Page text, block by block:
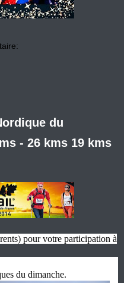
du
- 26 kms 19 kms
pour votre participation à
du dimanche.